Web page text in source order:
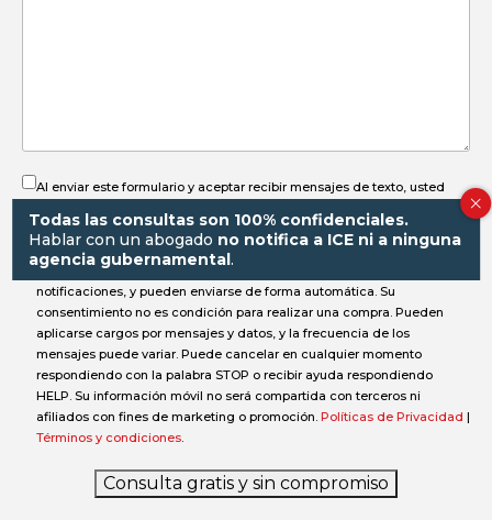
Al enviar este formulario y aceptar recibir mensajes de texto, usted
a comunicarse con usted por
SMS al número proporcionado. Estos mensajes pueden incluir
información sobre su caso, solicitudes de documentos,
actualizaciones de estado, recordatorios de fechas importantes o
notificaciones, y pueden enviarse de forma automática. Su
consentimiento no es condición para realizar una compra. Pueden
aplicarse cargos por mensajes y datos, y la frecuencia de los
mensajes puede variar. Puede cancelar en cualquier momento
respondiendo con la palabra STOP o recibir ayuda respondiendo
HELP. Su información móvil no será compartida con terceros ni
afiliados con fines de marketing o promoción. Políticas de Privacidad |
Términos y condiciones.
Consulta gratis y sin compromiso
Todas las consultas son 100% confidenciales.
Hablar con un abogado no notifica a ICE ni a ninguna
agencia gubernamental.